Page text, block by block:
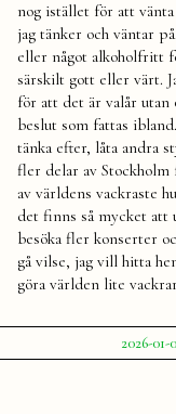
nog istället för att
jag tänker och väntar
eller något alkoholfritt
särskilt gott eller värt.
för att det är valår
beslut som fattas
tänka efter, låta andra
fler delar av
av världens vackraste
det finns så mycket att
besöka fler konserter
gå vilse, jag vill hitta
göra världen lite
av
Julia
2026-01-